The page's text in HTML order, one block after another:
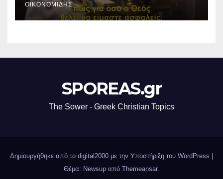
ΟΙΚΟΝΟΜΊΔΗΣ
SPOREAS.gr
The Sower - Greek Christian Topics
Δημιουργήθηκε από το digital2000 με την Υποστήριξη του WordPress
Θέμα: Newsup από Themeansar.